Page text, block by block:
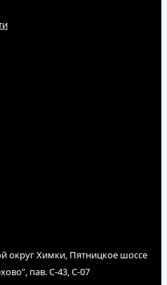
округ Химки, Пятницкое шоссе
пав. С-43, С-07